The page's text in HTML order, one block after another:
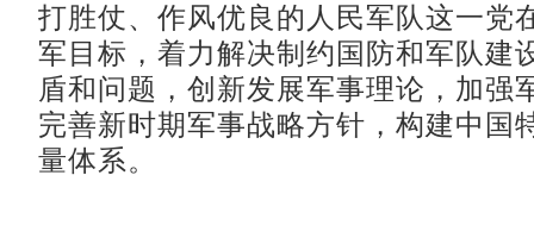
打胜仗、作风优良的人民军队这一党
军目标，着力解决制约国防和军队建
盾和问题，创新发展军事理论，加强
完善新时期军事战略方针，构建中国
量体系。